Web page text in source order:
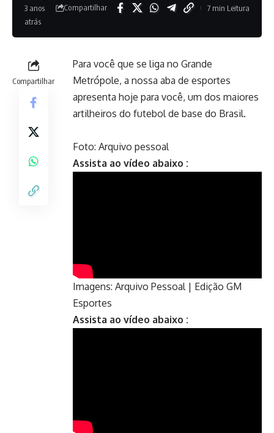
3 anos
atrás
Compartilhar 7 min Leitura
Compartilhar
Para você que se liga no Grande
Metrópole, a nossa aba de esportes
apresenta hoje para você, um dos maiores
artilheiros do futebol de base do Brasil.
Foto: Arquivo pessoal
Assista ao vídeo abaixo :
Imagens: Arquivo Pessoal | Edição GM
Esportes
Assista ao vídeo abaixo :